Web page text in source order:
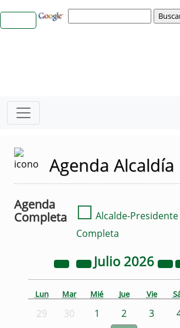
Agenda Alcaldía
Agenda
Completa
☐ Alcalde-Presidente
Completa
Julio 2026
Lun Mar Mié Jue Vie
29 30 1 2 3